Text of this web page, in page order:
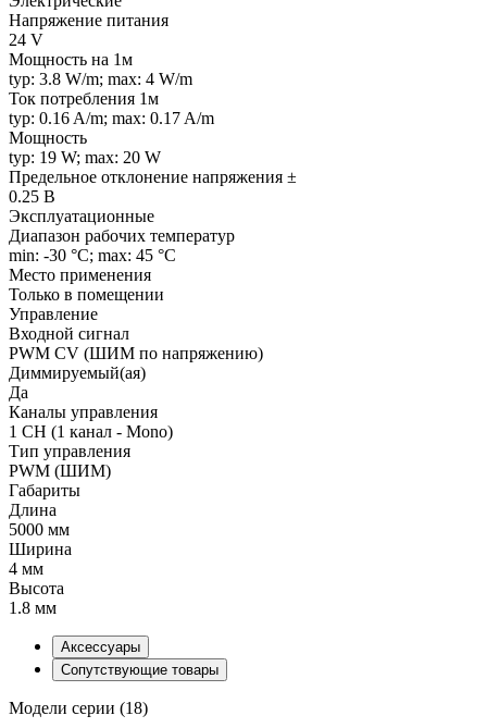
Напряжение питания
24 V
Мощность на 1м
typ: 3.8 W/m; max: 4 W/m
Ток потребления 1м
typ: 0.16 A/m; max: 0.17 A/m
Мощность
typ: 19 W; max: 20 W
Предельное отклонение напряжения ±
0.25 В
Эксплуатационные
Диапазон рабочих температур
min: -30 °C; max: 45 °C
Место применения
Только в помещении
Управление
Входной сигнал
PWM СV (ШИМ по напряжению)
Диммируемый(ая)
Да
Каналы управления
1 CH (1 канал - Mono)
Тип управления
PWM (ШИМ)
Габариты
Длина
5000 мм
Ширина
4 мм
Высота
1.8 мм
Аксессуары
Сопутствующие товары
Модели серии (18)